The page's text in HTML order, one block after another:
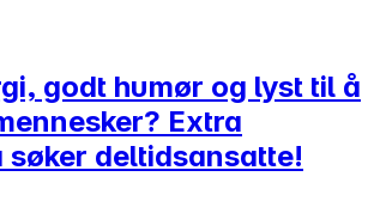
godt humør og lyst til å
Extra
søker deltidsansatte!